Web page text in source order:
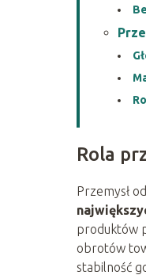
Rola
Przemysł
produktów
obrotów
stabilność